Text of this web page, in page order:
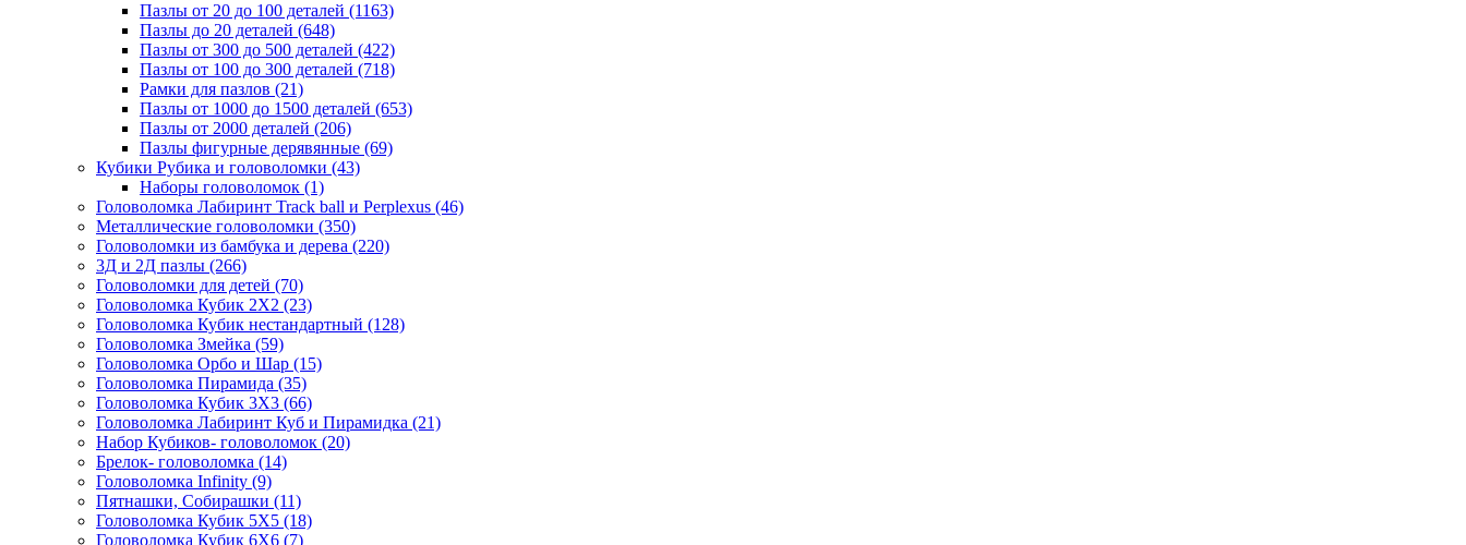
Пазлы от 20 до 100 деталей (1163)
Пазлы до 20 деталей (648)
Пазлы от 300 до 500 деталей (422)
Пазлы от 100 до 300 деталей (718)
Рамки для пазлов (21)
Пазлы от 1000 до 1500 деталей (653)
Пазлы от 2000 деталей (206)
Пазлы фигурные дерявянные (69)
Кубики Рубика и головоломки (43)
Наборы головоломок (1)
Головоломка Лабиринт Track ball и Perplexus (46)
Металлические головоломки (350)
Головоломки из бамбука и дерева (220)
3Д и 2Д пазлы (266)
Головоломки для детей (70)
Головоломка Кубик 2Х2 (23)
Головоломка Кубик нестандартный (128)
Головоломка Змейка (59)
Головоломка Орбо и Шар (15)
Головоломка Пирамида (35)
Головоломка Кубик 3Х3 (66)
Головоломка Лабиринт Куб и Пирамидка (21)
Набор Кубиков- головоломок (20)
Брелок- головоломка (14)
Головоломка Infinity (9)
Пятнашки, Собирашки (11)
Головоломка Кубик 5Х5 (18)
Головоломка Кубик 6Х6 (7)